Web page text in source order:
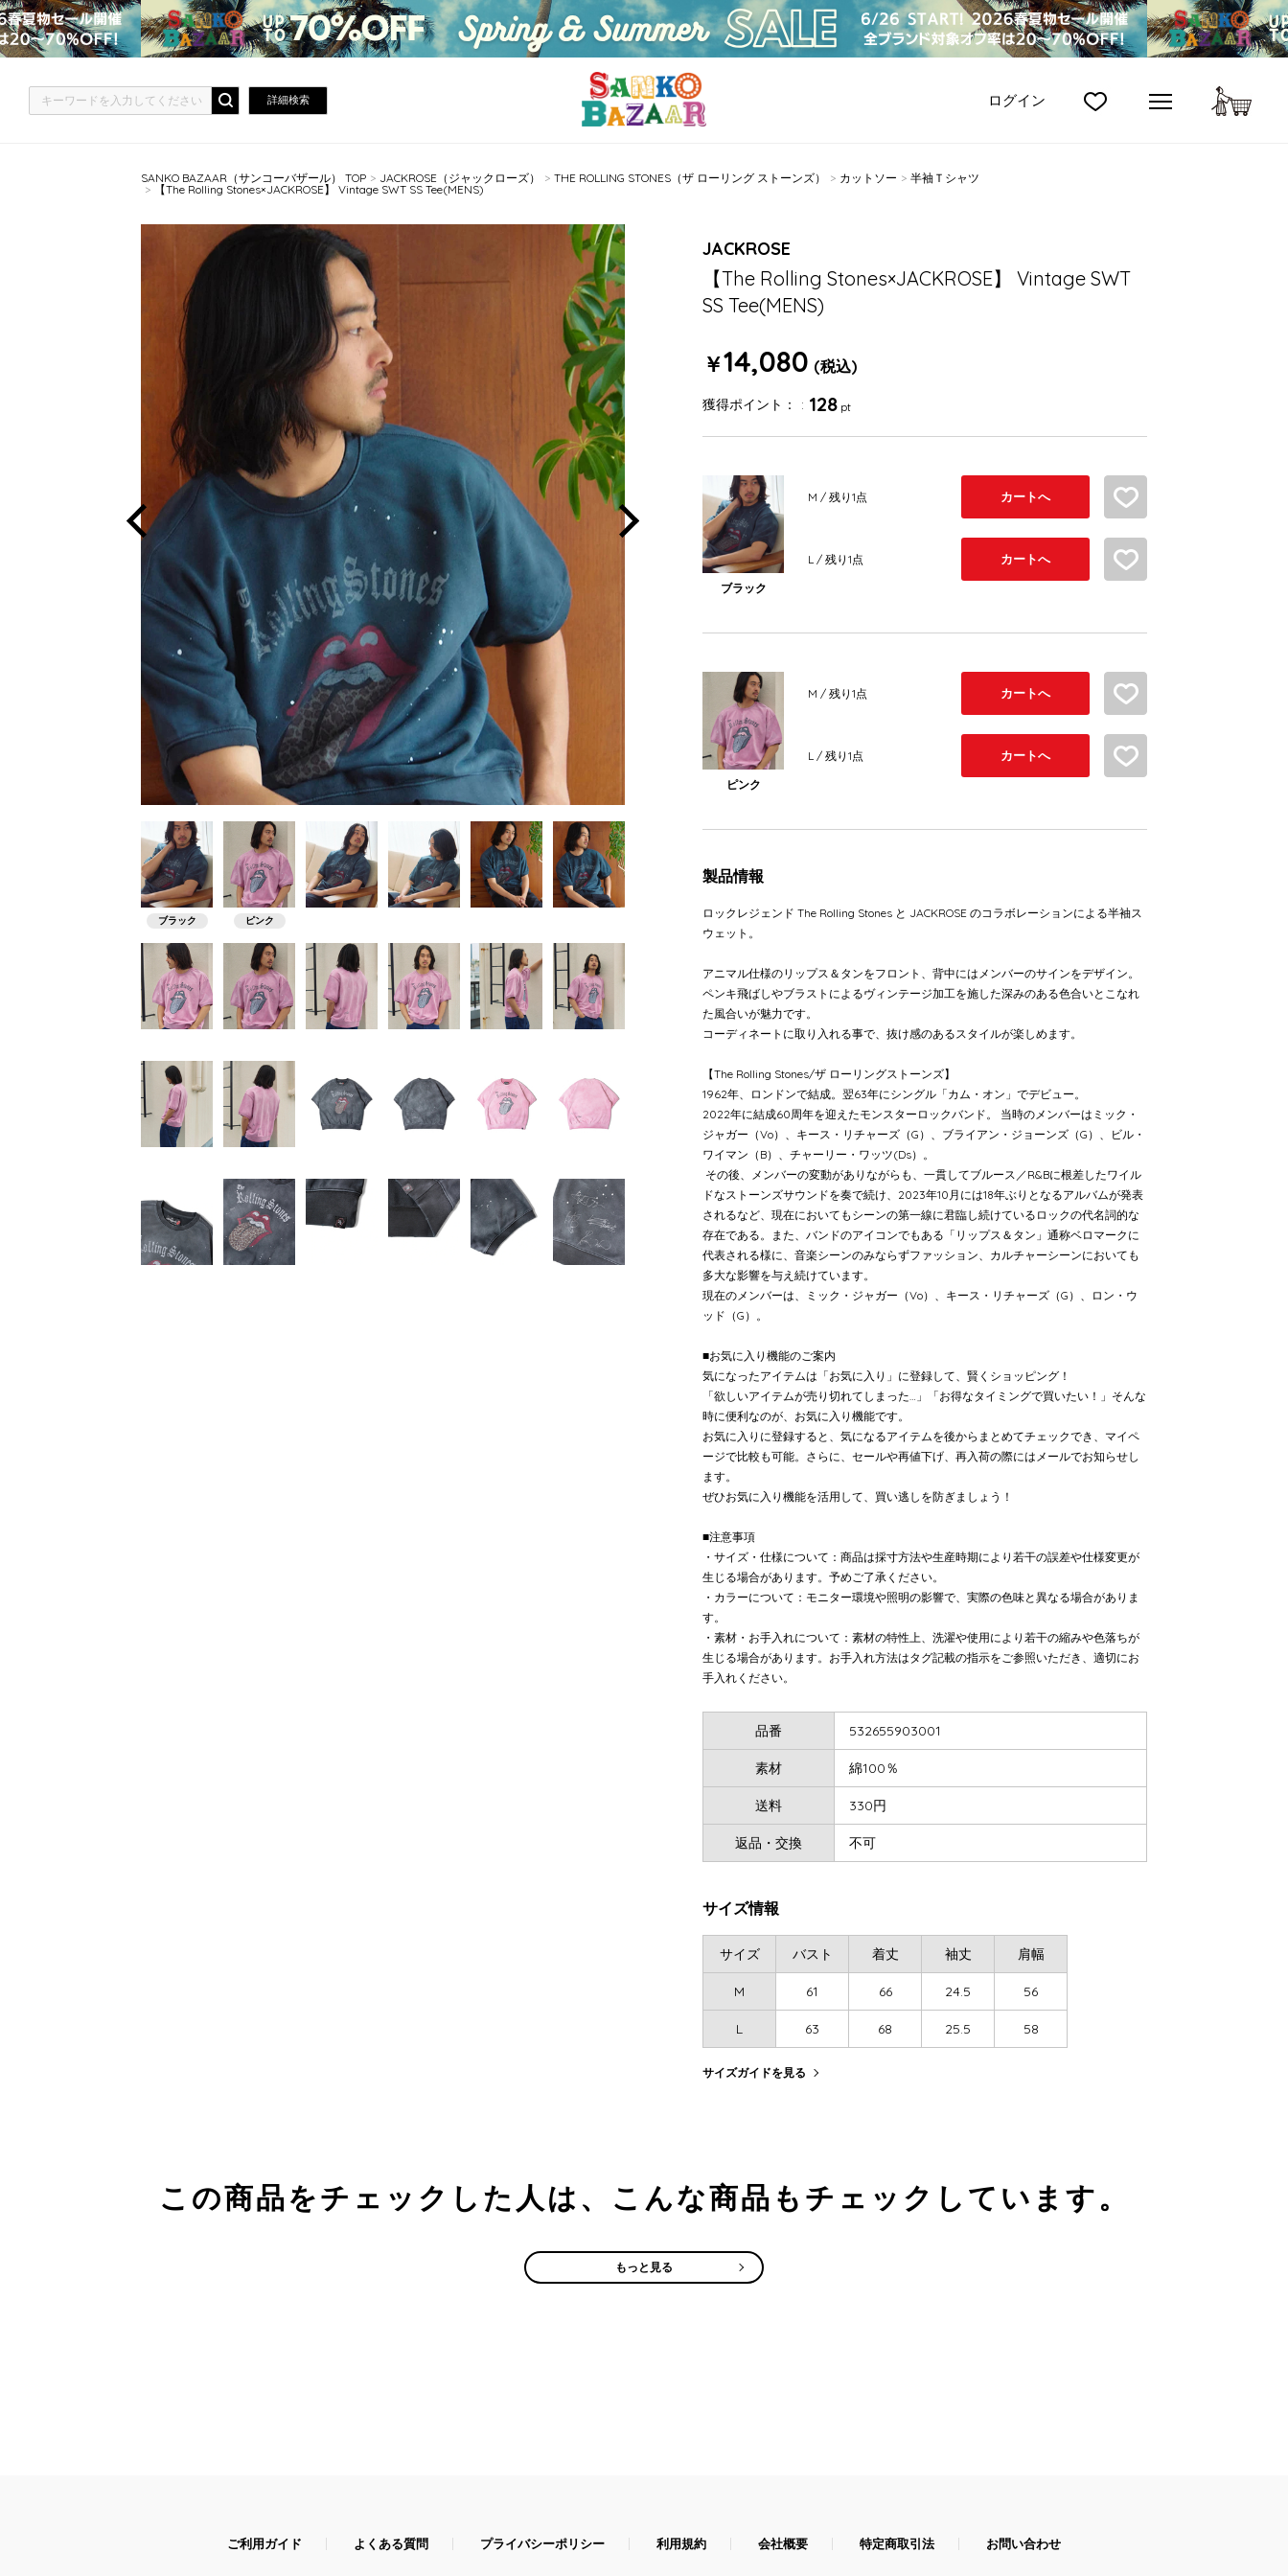
詳細検索 ログイン
SANKO BAZAAR（サンコーバザール） TOP JACKROSE（ジャックローズ） THE ROLLING STONES（ザ ローリング ストーンズ） カットソー
半袖Ｔシャツ
【The Rolling Stones×JACKROSE】 Vintage SWT SS Tee(MENS)
Previous
Next
ブラック ピンク
JACKROSE
【The Rolling Stones×JACKROSE】 Vintage SWT
SS Tee(MENS)
￥14,080 (税込)
獲得ポイント： 128 pt
ブラック
M / 残り1点 カートへ
L / 残り1点 カートへ
ピンク
M / 残り1点 カートへ
L / 残り1点 カートへ
製品情報
ロックレジェンド The Rolling Stones と JACKROSE のコラボレーションによる半袖ス
ウェット。
アニマル仕様のリップス＆タンをフロント、背中にはメンバーのサインをデザイン。
ペンキ飛ばしやブラストによるヴィンテージ加工を施した深みのある色合いとこなれ
た風合いが魅力です。
コーディネートに取り入れる事で、抜け感のあるスタイルが楽しめます。
【The Rolling Stones/ザ ローリングストーンズ】
1962年、ロンドンで結成。翌63年にシングル「カム・オン」でデビュー。
2022年に結成60周年を迎えたモンスターロックバンド。 当時のメンバーはミック・
ジャガー（Vo）、キース・リチャーズ（G）、ブライアン・ジョーンズ（G）、ビル・
ワイマン（B）、チャーリー・ワッツ(Ds）。
その後、メンバーの変動がありながらも、一貫してブルース／R&Bに根差したワイル
ドなストーンズサウンドを奏で続け、2023年10月には18年ぶりとなるアルバムが発表
されるなど、現在においてもシーンの第一線に君臨し続けているロックの代名詞的な
存在である。また、バンドのアイコンでもある「リップス＆タン」通称ベロマークに
代表される様に、音楽シーンのみならずファッション、カルチャーシーンにおいても
多大な影響を与え続けています。
現在のメンバーは、ミック・ジャガー（Vo）、キース・リチャーズ（G）、ロン・ウ
ッド（G）。
■お気に入り機能のご案内
気になったアイテムは「お気に入り」に登録して、賢くショッピング！
「欲しいアイテムが売り切れてしまった…」「お得なタイミングで買いたい！」そんな
時に便利なのが、お気に入り機能です。
お気に入りに登録すると、気になるアイテムを後からまとめてチェックでき、マイペ
ージで比較も可能。さらに、セールや再値下げ、再入荷の際にはメールでお知らせし
ます。
ぜひお気に入り機能を活用して、買い逃しを防ぎましょう！
■注意事項
・サイズ・仕様について：商品は採寸方法や生産時期により若干の誤差や仕様変更が
生じる場合があります。予めご了承ください。
・カラーについて：モニター環境や照明の影響で、実際の色味と異なる場合がありま
す。
・素材・お手入れについて：素材の特性上、洗濯や使用により若干の縮みや色落ちが
生じる場合があります。お手入れ方法はタグ記載の指示をご参照いただき、適切にお
手入れください。
品番 532655903001
素材 綿100％
送料 330円
返品・交換 不可
サイズ情報
サイズ バスト 着丈 袖丈 肩幅
M 61 66 24.5 56
L 63 68 25.5 58
サイズガイドを見る
この商品をチェックした人は、こんな商品もチェックしています。
もっと見る
ご利用ガイド よくある質問 プライバシーポリシー 利用規約 会社概要 特定商取引法 お問い合わせ